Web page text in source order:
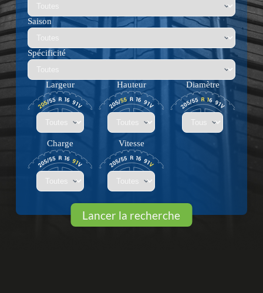
Saison
Spécificité
Largeur Hauteur Diamètre
Charge Vitesse